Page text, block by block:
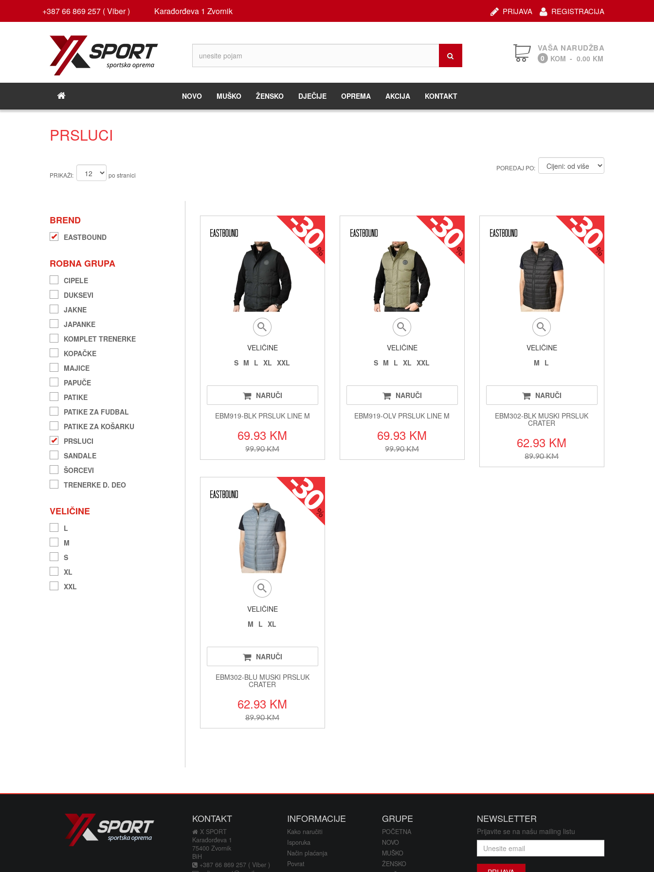
+387 66 869 257 ( Viber ) Karađorđeva 1 Zvornik REGISTRACIJA
PRIJAVA
VAŠA NARUDŽBA
0 KOM - 0.00 KM
NOVO MUŠKO ŽENSKO DJEČIJE OPREMA AKCIJA KONTAKT
PRSLUCI
PRIKAŽI: po stranici
POREDAJ PO:
BREND
EASTBOUND
ROBNA GRUPA
CIPELE
DUKSEVI
JAKNE
JAPANKE
KOMPLET TRENERKE
KOPAČKE
MAJICE
PAPUČE
PATIKE
PATIKE ZA FUDBAL
PATIKE ZA KOŠARKU
PRSLUCI
SANDALE
ŠORCEVI
TRENERKE D. DEO
VELIČINE
L
M
S
XL
XXL
VELIČINE
S M L XL XXL
NARUČI
EBM919-BLK PRSLUK LINE M
69.93 KM
99.90 KM
VELIČINE
S M L XL XXL
NARUČI
EBM919-OLV PRSLUK LINE M
69.93 KM
99.90 KM
VELIČINE
M L
NARUČI
EBM302-BLK MUSKI PRSLUK
CRATER
62.93 KM
89.90 KM
VELIČINE
M L XL
NARUČI
EBM302-BLU MUSKI PRSLUK
CRATER
62.93 KM
89.90 KM
KONTAKT
X SPORT
Karađorđeva 1
75400 Zvornik
BiH
+387 66 869 257 ( Viber )
INFORMACIJE
Kako naručiti
Isporuka
Način plaćanja
Povrat
GRUPE
POČETNA
NOVO
MUŠKO
ŽENSKO
NEWSLETTER
Prijavite se na našu mailing listu